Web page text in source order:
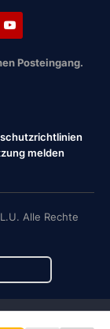
Posteingang.
melden
Alle Rechte